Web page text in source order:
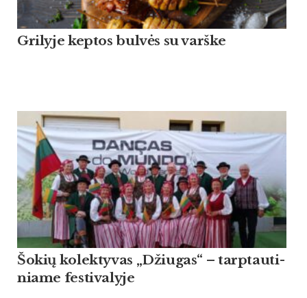
Grilyje keptos bulvės su varške
Šo­kių ko­lek­ty­vas „Džiu­gas“ – tarp­tau­ti­
nia­me fes­ti­va­ly­je